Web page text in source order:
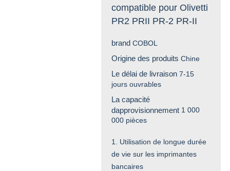
compatible pour Olivetti
PR2 PRII PR-2 PR-II
brandCOBOL
Origine des produitsChine
Le délai de livraison7-15
jours ouvrables
La capacité
dapprovisionnement 1 000
000 pièces
1. Utilisation de longue durée
de vie sur les imprimantes
bancaires